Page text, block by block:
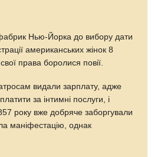
фабрик Нью-Йорка до вибору дати
американських жінок 8
права боролися повії.
видали зарплату, адже
за інтимні послуги, і
року вже добряче заборгували
маніфестацію, однак